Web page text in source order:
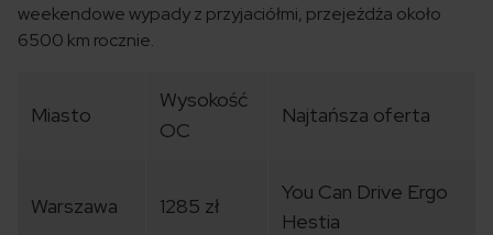
weekendowe wypady z przyjaciółmi, przejeżdża około
6500 km rocznie.
Miasto
Wysokość
OC
Najtańsza oferta
Warszawa 1285 zł
You Can Drive Ergo
Hestia